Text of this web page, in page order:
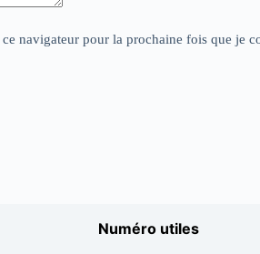
navigateur pour la prochaine fois que je
Numéro utiles